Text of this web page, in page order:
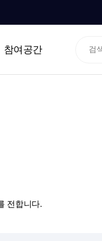
참여공간
전합니다.